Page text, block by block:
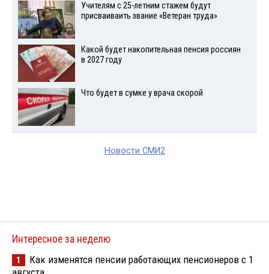
Учителям с 25-летним стажем будут
присваиваить звание «Ветеран труда»
Какой будет накопительная пенсия россиян
в 2027 году
Что будет в сумке у врача скорой
Новости СМИ2
Интересное за неделю
1
Как изменятся пенсии работающих пенсионеров с 1